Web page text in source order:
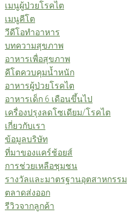
เมนูผู้ป่วยโรคไต
เมนูคีโต
วีดีโอทำอาหาร
บทความสุขภาพ
อาหารเพื่อสุขภาพ
คีโตควบคุมน้ำหนัก
อาหารผู้ป่วยโรคไต
อาหารเด็ก 6 เดือนขึ้นไป
เครื่องปรุงลดโซเดียม/โรคไต
เกี่ยวกับเรา
ข้อมูลบริษัท
ที่มาของแคร์ช้อยส์
การช่วยเหลือชุมชน
รางวัลและมาตรฐานอุตสาหกรรม
ตลาดส่งออก
รีวิวจากลูกค้า